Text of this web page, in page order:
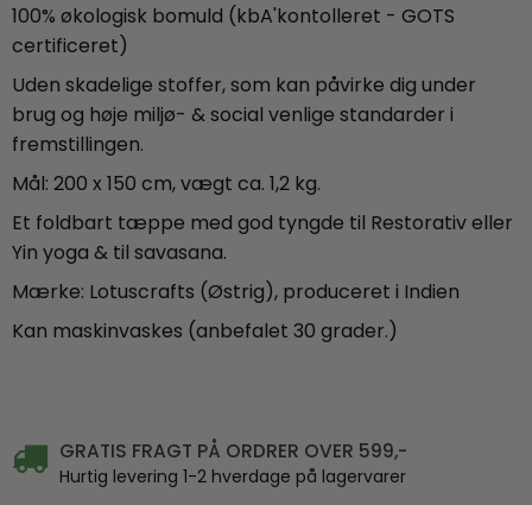
100% økologisk bomuld (kbA'kontolleret - GOTS
certificeret)
Uden skadelige stoffer, som kan påvirke dig under
brug og høje miljø- & social venlige standarder i
fremstillingen.
Mål: 200 x 150 cm, vægt ca. 1,2 kg.
Et foldbart tæppe med god tyngde til Restorativ eller
Yin yoga & til savasana.
Mærke: Lotuscrafts (Østrig), produceret i Indien
Kan maskinvaskes (anbefalet 30 grader.)
GRATIS FRAGT PÅ ORDRER OVER 599,-
Hurtig levering 1-2 hverdage på lagervarer